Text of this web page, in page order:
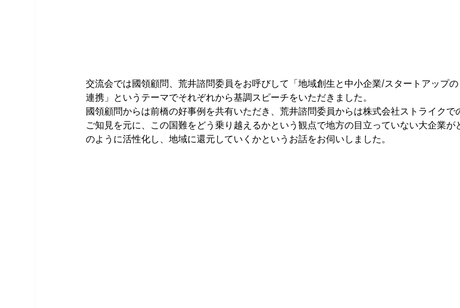
交流会では國領顧問、荒井諮問委員をお呼びして「地域創生と中小企業/スタートアップの
連携」というテーマでそれぞれから基調スピーチをいただきました。
國領顧問からは前橋の好事例を共有いただき、荒井諮問委員からは株式会社ストライクで
ご知見を元に、この国難をどう乗り越えるかという観点で地方の目立っていない大企業が
のように活性化し、地域に還元していくかというお話をお伺いしました。